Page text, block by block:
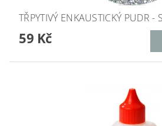
TŘPYTIVÝ ENKAUSTICKÝ PUDR -
59 Kč